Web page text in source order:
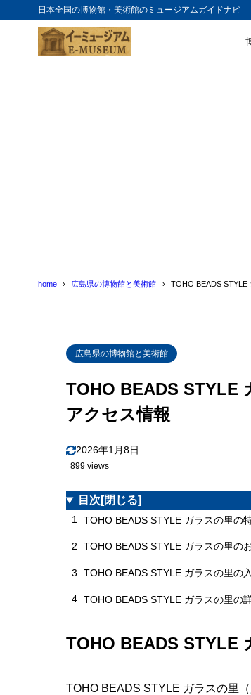
日本全国の博物館・美術館のミュージアムガイドナビ
home 広島県の博物館と美術館 TOHO BEADS STYLE
広島県の博物館と美術館
TOHO BEADS STYLE
アクセス情報
2026年1月8日
899 views
目次 [閉じる]
1 TOHO BEADS STYLE ガラスの里の
2 TOHO BEADS STYLE ガラスの里の
3 TOHO BEADS STYLE ガラスの里の
4 TOHO BEADS STYLE ガラスの里の
TOHO BEADS STYLE
TOHO BEADS STYLE ガラスの里